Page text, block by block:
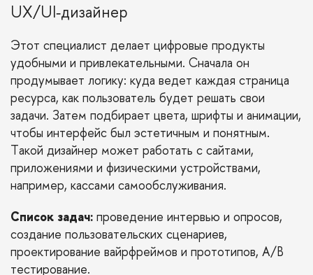
UX/UI‑дизайнер
Этот специалист делает цифровые продукты
удобными и привлекательными. Сначала он
продумывает логику: куда ведет каждая страница
ресурса, как пользователь будет решать свои
задачи. Затем подбирает цвета, шрифты и анимации,
чтобы интерфейс был эстетичным и понятным.
Такой дизайнер может работать с сайтами,
приложениями и физическими устройствами,
например, кассами самообслуживания.
Список задач: проведение интервью и опросов,
создание пользовательских сценариев,
проектирование вайрфреймов и прототипов, A/B
тестирование.